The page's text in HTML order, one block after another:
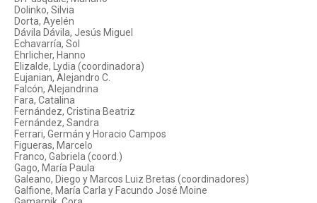
Dolinko, Silvia
Dorta, Ayelén
Dávila Dávila, Jesús Miguel
Echavarría, Sol
Ehrlicher, Hanno
Elizalde, Lydia (coordinadora)
Eujanian, Alejandro C.
Falcón, Alejandrina
Fara, Catalina
Fernández, Cristina Beatriz
Fernández, Sandra
Ferrari, Germán y Horacio Campos
Figueras, Marcelo
Franco, Gabriela (coord.)
Gago, María Paula
Galeano, Diego y Marcos Luiz Bretas (coordinadores)
Galfione, María Carla y Facundo José Moine